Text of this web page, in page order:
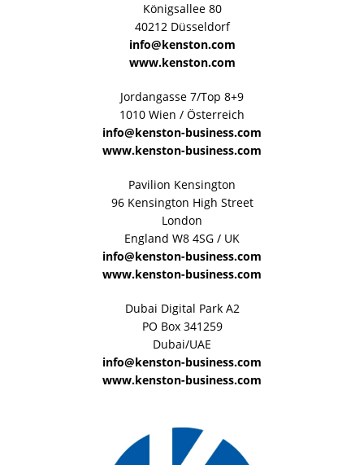
Königsallee 80
40212 Düsseldorf
info@kenston.com
www.kenston.com
Jordangasse 7/Top 8+9
1010 Wien / Österreich
info@kenston-business.com
www.kenston-business.com
Pavilion Kensington
96 Kensington High Street
London
England W8 4SG / UK
info@kenston-business.com
www.kenston-business.com
Dubai Digital Park A2
PO Box 341259
Dubai/UAE
info@kenston-business.com
www.kenston-business.com